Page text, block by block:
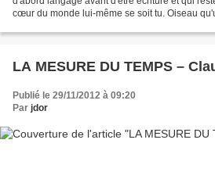
cœur du monde lui-même se soit tu. Oiseau
LA MESURE DU TEMPS –
Publié le 29/11/2012 à 09:20
Par jdor